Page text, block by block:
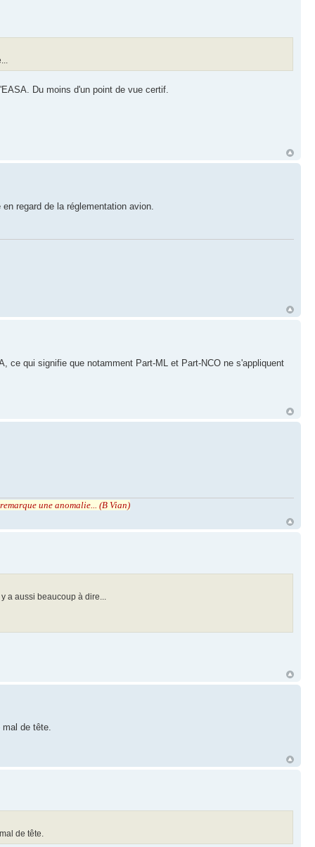
Du moins d'un point de vue certif.
regard de la réglementation avion.
ce qui signifie que notamment Part-ML et Part-NCO ne s'appliquent
une anomalie... (B Vian)
a aussi beaucoup à dire...
mal de tête.
de tête.